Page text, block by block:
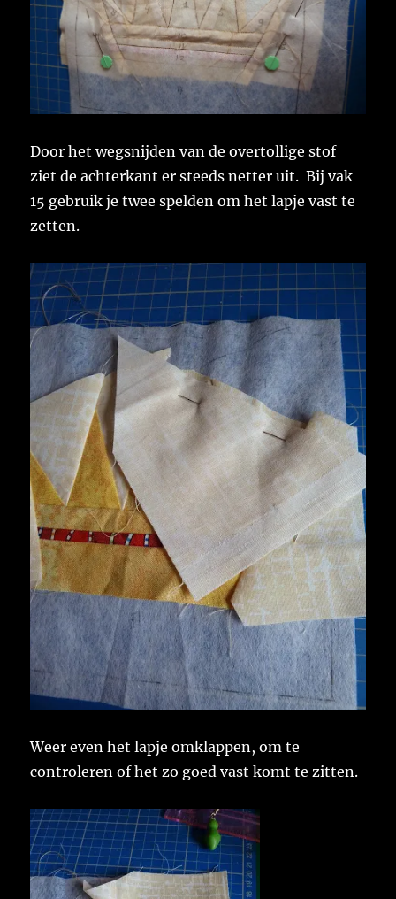
Door het wegsnijden van de overtollige stof
ziet de achterkant er steeds netter uit. Bij vak
15 gebruik je twee spelden om het lapje vast te
zetten.
Weer even het lapje omklappen, om te
controleren of het zo goed vast komt te zitten.